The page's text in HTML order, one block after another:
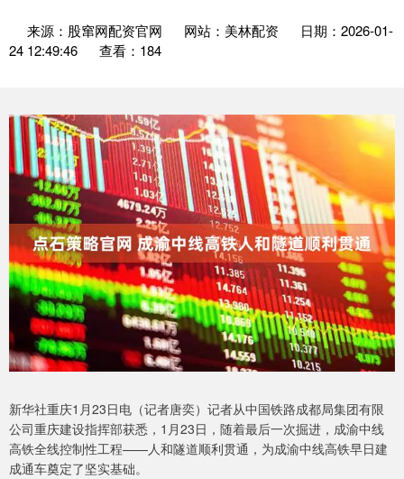
来源：股窜网配资官网 网站：美林配资
日期：2026-01-
24 12:49:46
查看：184
新华社重庆1月23日电（记者唐奕）记者从中国铁路成都局集团有限
公司重庆建设指挥部获悉，1月23日，随着最后一次掘进，成渝中线
高铁全线控制性工程——人和隧道顺利贯通，为成渝中线高铁早日建
成通车奠定了坚实基础。